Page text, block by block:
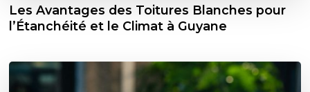
Les Avantages des Toitures Blanches pour
l’Étanchéité et le Climat à Guyane